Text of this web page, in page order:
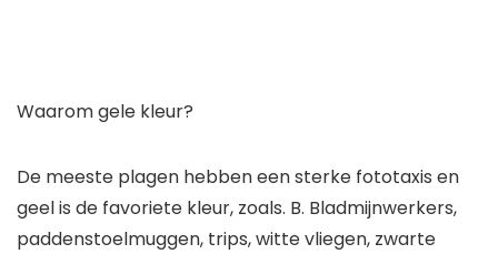
Waarom gele kleur?
De meeste plagen hebben een sterke fototaxis en
geel is de favoriete kleur, zoals. B. Bladmijnwerkers,
paddenstoelmuggen, trips, witte vliegen, zwarte